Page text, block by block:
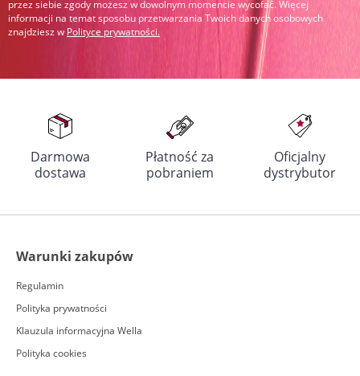
przez siebie zgody możesz w dowolnym momencie wycofać. Więcej
informacji na temat sposobu przetwarzania Twoich danych osobowych
znajdziesz w Polityce prywatności.
Darmowa
dostawa
Płatność za
pobraniem
Oficjalny
dystrybutor
Warunki zakupów
Regulamin
Polityka prywatności
Klauzula informacyjna Wella
Polityka cookies